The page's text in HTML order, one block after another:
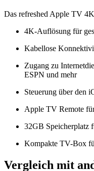
Das refreshed Apple TV
4K-Auflösung für
Kabellose
Zugang zu
ESPN und mehr
Steuerung über den
Apple TV Remote
32GB Speicherplatz
Kompakte TV-Box
Vergleich mit